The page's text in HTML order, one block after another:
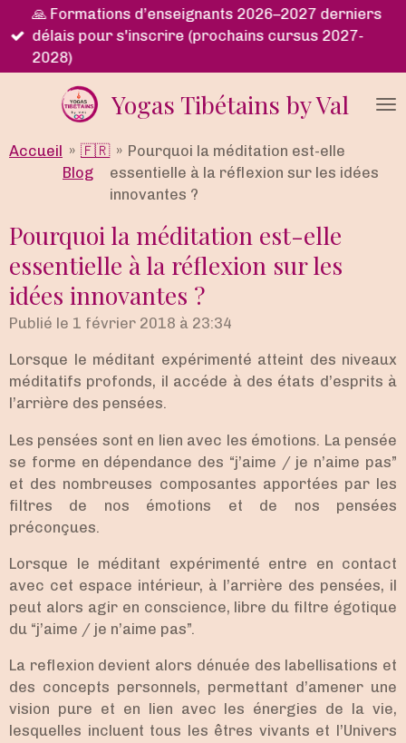
Passer
au
contenu
Yogas Tibétains by Val
🙏 Formations d’enseignants 2026–2027 derniers
délais pour s'inscrire (prochains cursus 2027-
2028)
Accueil » 🇫🇷
Blog
» Pourquoi la méditation est-elle
essentielle à la réflexion sur les idées
innovantes ?
Pourquoi la méditation est-elle
essentielle à la réflexion sur les
idées innovantes ?
Publié le 1 février 2018 à 23:34
Lorsque le méditant expérimenté atteint des niveaux
méditatifs profonds, il accéde à des états d’esprits à
l’arrière des pensées.
Les pensées sont en lien avec les émotions. La pensée
se forme en dépendance des “j’aime / je n’aime pas”
et des nombreuses composantes apportées par les
filtres de nos émotions et de nos pensées
préconçues.
Lorsque le méditant expérimenté entre en contact
avec cet espace intérieur, à l’arrière des pensées, il
peut alors agir en conscience, libre du filtre égotique
du “j’aime / je n’aime pas”.
La reflexion devient alors dénuée des labellisations et
des concepts personnels, permettant d’amener une
vision pure et en lien avec les énergies de la vie,
lesquelles incluent tous les êtres vivants et l’Univers